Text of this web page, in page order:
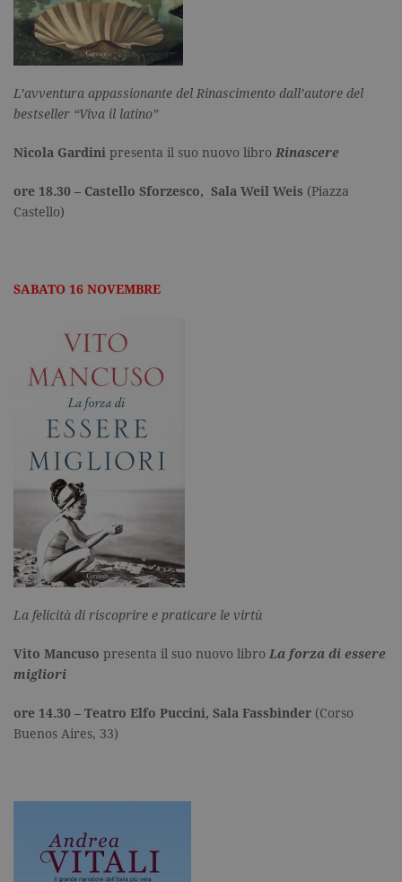
L’avventura appassionante del Rinascimento dall’autore del
bestseller “Viva il latino”
Nicola Gardini presenta il suo nuovo libro Rinascere
ore 18.30 – Castello Sforzesco, Sala Weil Weis (Piazza
Castello)
SABATO 16 NOVEMBRE
La felicità di riscoprire e praticare le virtù
Vito Mancuso presenta il suo nuovo libro La forza di essere
migliori
ore 14.30 – Teatro Elfo Puccini, Sala Fassbinder (Corso
Buenos Aires, 33)